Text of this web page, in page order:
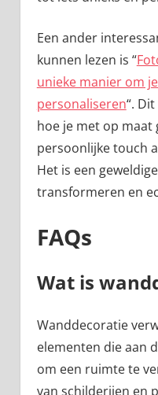
Een ander
kunnen lezen is “
unieke manier om
personaliseren“.
hoe je met op maat
persoonlijke touch
Het is een
transformeren en
FAQs
Wat is
Wanddecoratie
elementen die aan
om een ruimte te
van schilderijen en